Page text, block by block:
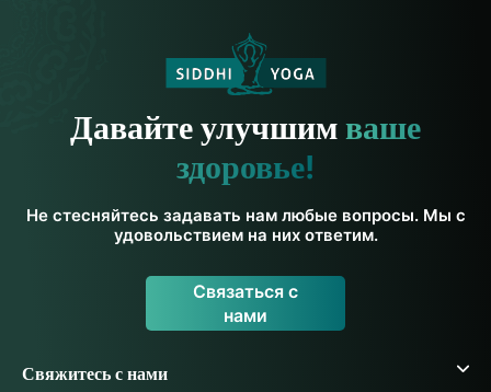
Давайте улучшимваше
здоровье!
Не стесняйтесь задавать нам любые вопросы. Мы с
удовольствием на них ответим.
Связаться с
нами
Свяжитесь с нами